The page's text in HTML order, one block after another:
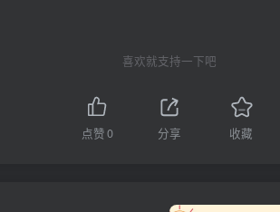
喜欢就支持一下吧
点赞0 分享 收藏